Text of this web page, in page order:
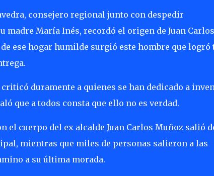
consejero regional junto con despedir
madre María Inés, recordó el origen de Juan Carlos
ese hogar humilde surgió este hombre que logró
duramente a quienes se han dedicado a
que a todos consta que ello no es verdad.
el cuerpo del ex alcalde Juan Carlos Muñoz salió
mientras que miles de personas salieron a las
a su última morada.